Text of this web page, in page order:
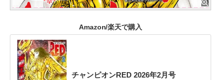
Amazon/楽天で購入
チャンピオンRED 2026年2月号